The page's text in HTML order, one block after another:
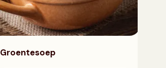
Groentesoep